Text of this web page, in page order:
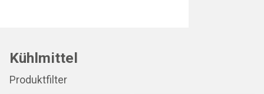
Kühlmittel
Produktfilter